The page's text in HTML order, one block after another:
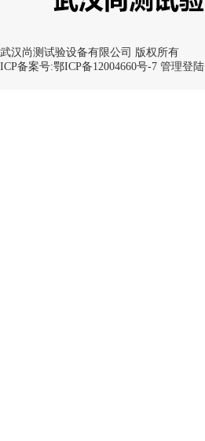
武汉尚测试验设备有限公司 版权所有
ICP备案号:鄂ICP备12004660号-7 管理登陆